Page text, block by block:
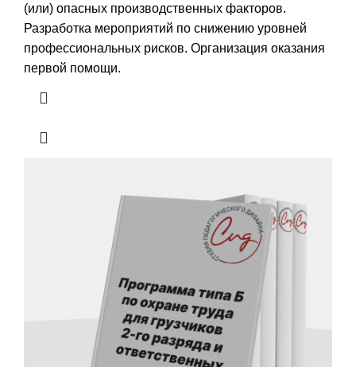
(или) опасных производственных факторов.
Разработка мероприятий по снижению уровней
профессиональных рисков. Организация оказания
первой помощи.